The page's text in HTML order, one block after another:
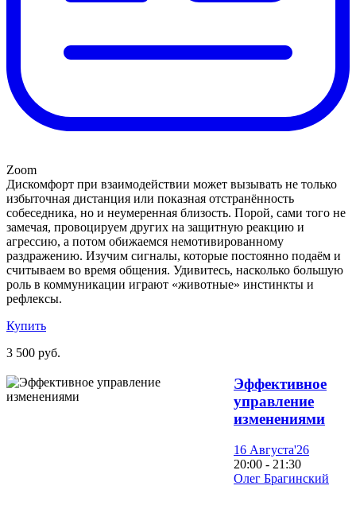
Zoom
Дискомфорт при взаимодействии может вызывать не только
избыточная дистанция или показная отстранённость
собеседника, но и неумеренная близость. Порой, сами того не
замечая, провоцируем других на защитную реакцию и
агрессию, а потом обижаемся немотивированному
раздражению. Изучим сигналы, которые постоянно подаём и
считываем во время общения. Удивитесь, насколько большую
роль в коммуникации играют «животные» инстинкты и
рефлексы.
Купить
3 500 руб.
Эффективное
управление
изменениями
16 Августа'26
20:00 - 21:30
Олег Брагинский